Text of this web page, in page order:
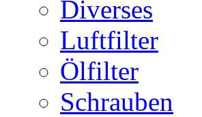
Diverses
Luftfilter
Ölfilter
Schrauben